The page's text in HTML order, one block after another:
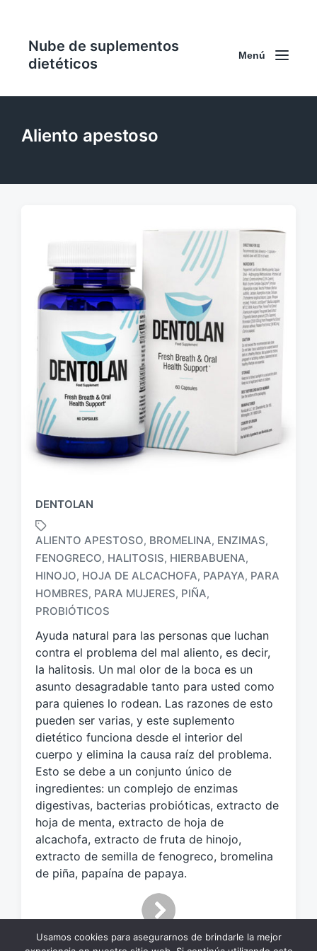
Nube de suplementos
dietéticos
Menú
Aliento apestoso
DENTOLAN
E
t
i
u
e
t
d
o
c
o
n
ALIENTO APESTOSO, BROMELINA, ENZIMAS,
FENOGRECO, HALITOSIS, HIERBABUENA,
HINOJO, HOJA DE ALCACHOFA, PAPAYA, PARA
HOMBRES, PARA MUJERES, PIÑA,
PROBIÓTICOS
Ayuda natural para las personas que luchan
contra el problema del mal aliento, es decir,
la halitosis. Un mal olor de la boca es un
asunto desagradable tanto para usted como
para quienes lo rodean. Las razones de esto
pueden ser varias, y este suplemento
dietético funciona desde el interior del
cuerpo y elimina la causa raíz del problema.
Esto se debe a un conjunto único de
ingredientes: un complejo de enzimas
digestivas, bacterias probióticas, extracto de
hoja de menta, extracto de hoja de
alcachofa, extracto de fruta de hinojo,
extracto de semilla de fenogreco, bromelina
de piña, papaína de papaya.
Usamos cookies para asegurarnos de brindarle la mejor